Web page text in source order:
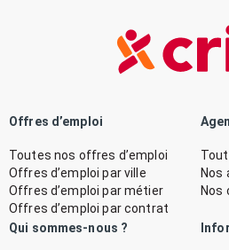
Offres d’emploi
Toutes nos offres d’emploi
Offres d’emploi par ville
Offres d’emploi par métier
Offres d’emploi par contrat
Nos
Nos
Qui sommes-nous ?